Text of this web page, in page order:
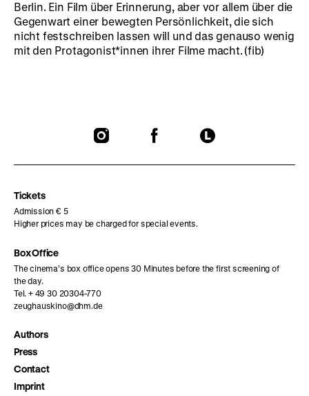
Berlin. Ein Film über Erinnerung, aber vor allem über die
Gegenwart einer bewegten Persönlichkeit, die sich
nicht festschreiben lassen will und das genauso wenig
mit den Protagonist*innen ihrer Filme macht. (fib)
To
To
To
Tickets
Admission € 5
Higher prices may be charged for special events.
Box Office
The cinema’s box office opens 30 Minutes before the first screening of
the day.
Tel. + 49 30 20304-770
zeughauskino@dhm.de
Authors
Press
Contact
Imprint